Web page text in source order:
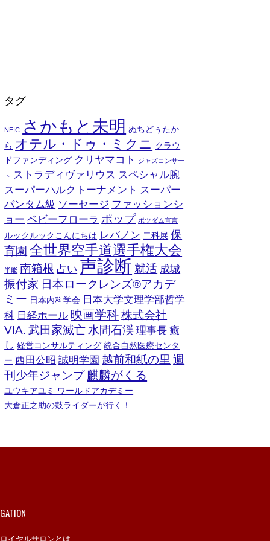
タグ
NEIC さかもと未明 ぬちどぅたか
ら オテル・ドゥ・ミクニ クラウ
ドファンディング クリヤマコト ジャズコンサー
ト ストラディヴァリウス スペシャル腕
スーパーハルクトーナメント スーパー
バンタム級 ソーセージ ファッションシ
ョー ベビーフローラ ポップ ポツダム宣言
ルックルックこんにちは レバノン 二科展 保
育園 全世界空手道選手権大会
半能 南箱根 占い 声診断 就活 成城
振付家 日本ロークレンズ®︎アカデ
ミー 日本内科学会 日本大学文理学部哲学
科 日経ホール 映画学科株式会社
VIA. 武田家滅亡 水間石渓 理事長 癒
し 経営コンサルティング 統合自然医療センタ
ー 西田公昭 誠明学園 越前和紙の里 週
刊少年ジャンプ 麒麟がくる
ユウキアユミ ワールドアカデミー
大倉正之助の鼓ライダーが行く！
イヤルサロンとは